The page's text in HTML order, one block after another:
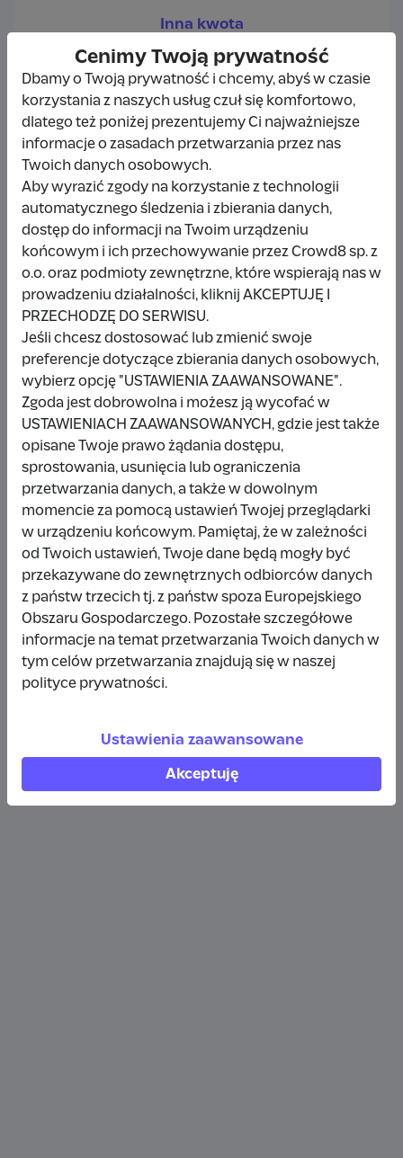
Inna kwota
Udostępnij Zgłoś
Wpłacający/a
Wpłata anonimowa
10 zł miesiąc temu
Damianbloque Wordpress
1 zł 7 miesięcy temu
Wpłata anonimowa
10 zł rok temu
Wpłata anonimowa
10 zł rok temu
Wpłata anonimowa
Zobacz więcej
Cenimy Twoją prywatność
Dbamy o Twoją prywatność i chcemy, abyś w czasie
korzystania z naszych usług czuł się komfortowo,
dlatego też poniżej prezentujemy Ci najważniejsze
informacje o zasadach przetwarzania przez nas
Twoich danych osobowych.
Aby wyrazić zgody na korzystanie z technologii
automatycznego śledzenia i zbierania danych,
dostęp do informacji na Twoim urządzeniu
końcowym i ich przechowywanie przez Crowd8 sp. z
o.o. oraz podmioty zewnętrzne, które wspierają nas w
prowadzeniu działalności, kliknij AKCEPTUJĘ I
PRZECHODZĘ DO SERWISU.
Jeśli chcesz dostosować lub zmienić swoje
preferencje dotyczące zbierania danych osobowych,
wybierz opcję "USTAWIENIA ZAAWANSOWANE".
Zgoda jest dobrowolna i możesz ją wycofać w
USTAWIENIACH ZAAWANSOWANYCH, gdzie jest także
opisane Twoje prawo żądania dostępu,
sprostowania, usunięcia lub ograniczenia
przetwarzania danych, a także w dowolnym
momencie za pomocą ustawień Twojej przeglądarki
w urządzeniu końcowym. Pamiętaj, że w zależności
od Twoich ustawień, Twoje dane będą mogły być
przekazywane do zewnętrznych odbiorców danych
z państw trzecich tj. z państw spoza Europejskiego
Obszaru Gospodarczego. Pozostałe szczegółowe
informacje na temat przetwarzania Twoich danych w
tym celów przetwarzania znajdują się w naszej
polityce prywatności.
Ustawienia zaawansowane
Akceptuję